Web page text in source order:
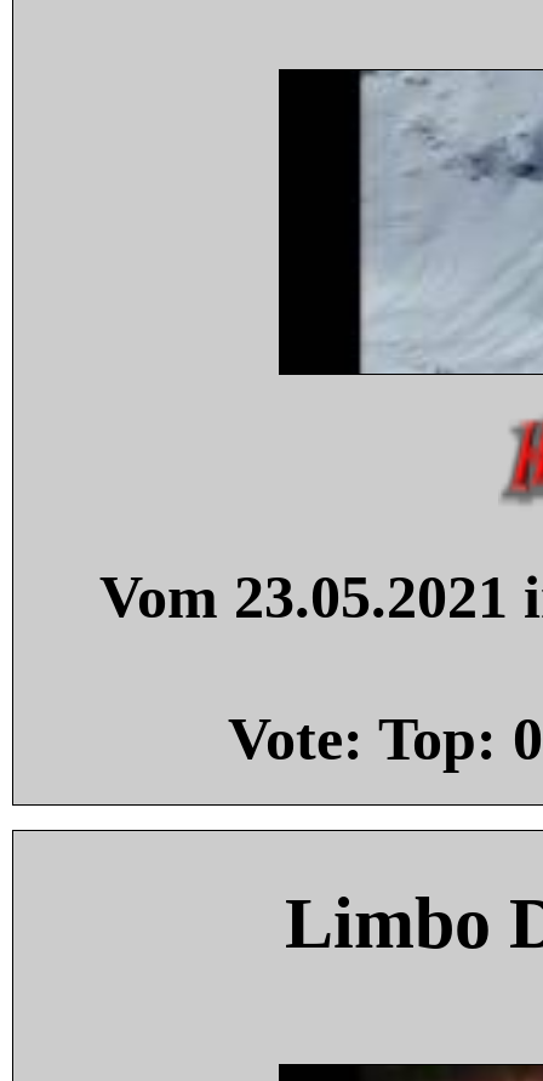
Vom
Vote: Top: 0
Limbo